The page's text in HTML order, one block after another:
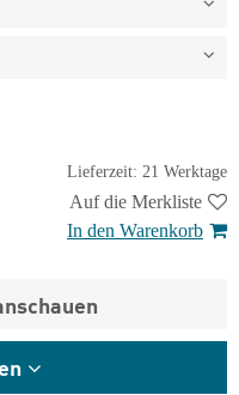
Lieferzeit: 21 Werktage
Auf die Merkliste
In den Warenkorb